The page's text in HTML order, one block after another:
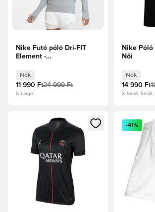
Nike Futó póló Dri-FIT
Element -
Női
Nők
11 990 Ft24 999 Ft
X-Large
Nike
Női
Nők
14 990 Ft
X-Small,
Megnyit egy modált a Megnyit
-41%